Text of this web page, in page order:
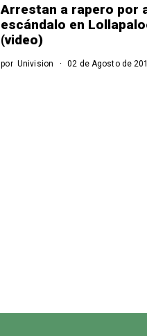
Arrestan a rapero por
escándalo en
(video)
por Univision 02 de Agosto de